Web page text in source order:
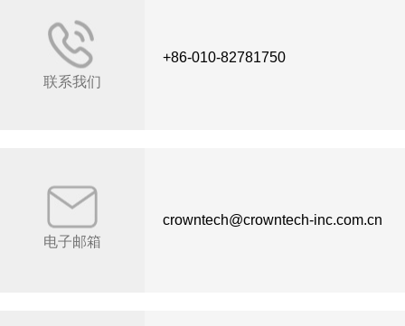
联系我们
+86-010-82781750
电子邮箱
crowntech@crowntech-inc.com.cn